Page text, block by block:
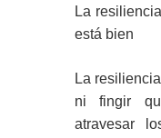
La
está bien
La
ni fingir
atravesar